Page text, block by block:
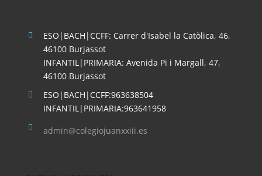
ESO|BACH|CCFF: Carrer d'Isabel la Catòlica, 46,
46100 Burjassot
INFANTIL|PRIMARIA: Avenida Pi i Margall, 47,
46100 Burjassot
ESO|BACH|CCFF:963638504
INFANTIL|PRIMARIA:963641958
admin@colegiojuanxxiii.es